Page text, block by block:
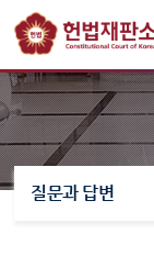
선고·변론사건
질문과 답변